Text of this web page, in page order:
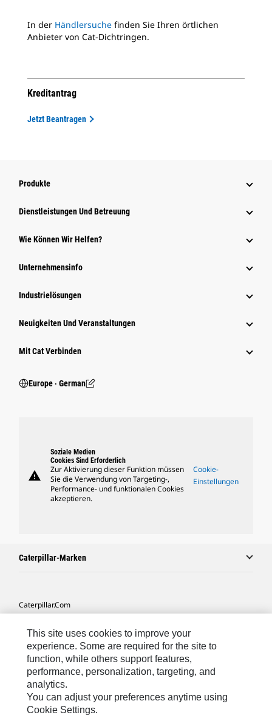
In der Händlersuche finden Sie Ihren örtlichen
Anbieter von Cat-Dichtringen.
Kreditantrag
Jetzt Beantragen
Produkte
Dienstleistungen Und Betreuung
Wie Können Wir Helfen?
Unternehmensinfo
Industrielösungen
Neuigkeiten Und Veranstaltungen
Mit Cat Verbinden
Europe ‧ German
warning
Soziale Medien
Cookies Sind Erforderlich
Zur Aktivierung dieser Funktion müssen
Sie die Verwendung von Targeting-,
Performance- und funktionalen Cookies
akzeptieren.
Cookie-
Einstellungen
Caterpillar-Marken
Caterpillar.com
Meine Marketing-Präferenzen
Seitenübersicht
Cookie Settings
Rechtliche Hinweise
This site uses cookies to improve your
experience. Some are required for the site to
function, while others support features,
performance, personalization, targeting, and
analytics.
You can adjust your preferences anytime using
Cookie Settings.